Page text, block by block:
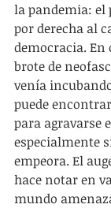
la pandemia: el
por derecha al
democracia.
brote de
venía
puede
para agravarse
especialmente
empeora. El
hace notar en
mundo